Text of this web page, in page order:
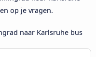
op je vragen.
naar Karlsruhe bus